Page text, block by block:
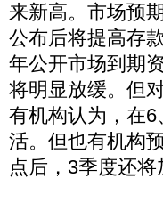
来新高。市场预
公布后将提高存
年公开市场到期
将明显放缓。但
有机构认为，在
活。但也有机构
点后，3季度还将